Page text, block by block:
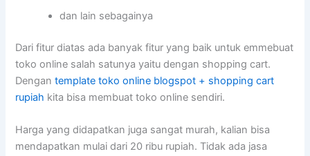
dan lain sebagainya
Dari fitur diatas ada banyak fitur yang baik untuk emmebuat
toko online salah satunya yaitu dengan shopping cart.
Dengantemplate toko online blogspot + shopping cart
rupiah kita bisa membuat toko online sendiri.
Harga yang didapatkan juga sangat murah, kalian bisa
mendapatkan mulai dari 20 ribu rupiah. Tidak ada jasa